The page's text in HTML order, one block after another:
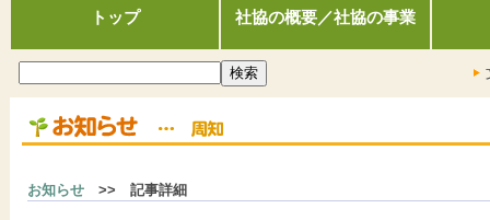
トップ 社協の概要／社協の事業
お知らせ >> 記事詳細